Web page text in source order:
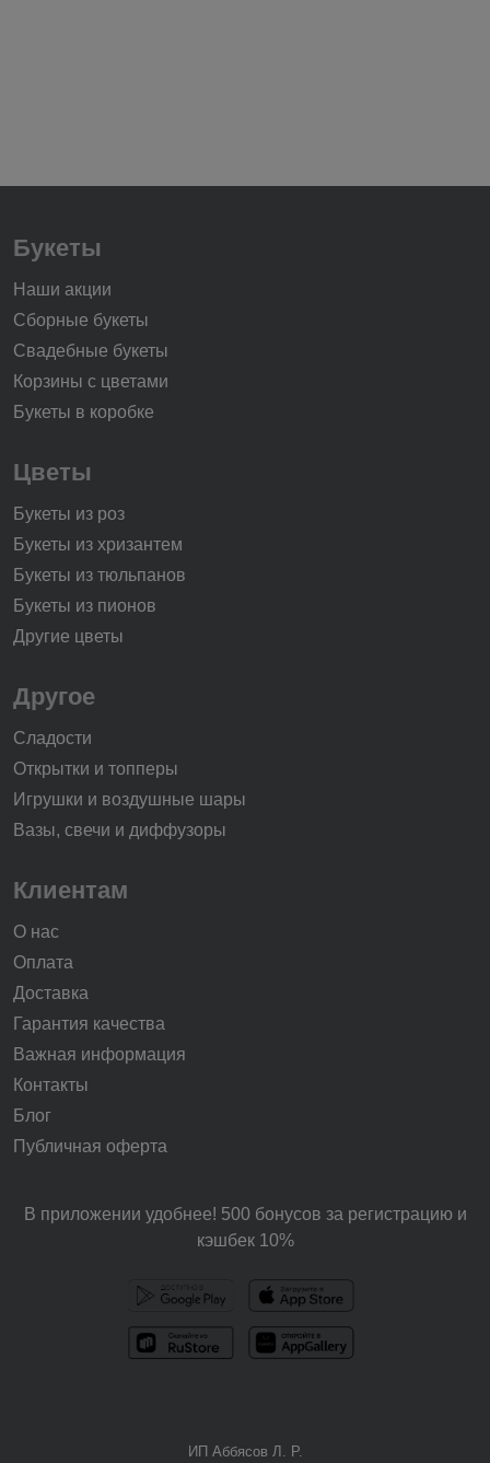
Букеты
Наши акции
Сборные букеты
Свадебные букеты
Корзины с цветами
Букеты в коробке
Цветы
Букеты из роз
Букеты из хризантем
Букеты из тюльпанов
Букеты из пионов
Другие цветы
Другое
Сладости
Открытки и топперы
Игрушки и воздушные шары
Вазы, свечи и диффузоры
Клиентам
О нас
Оплата
Доставка
Гарантия качества
Важная информация
Контакты
Блог
Публичная оферта
В приложении удобнее! 500 бонусов за регистрацию и
кэшбек 10%
ИП Аббясов Л. Р.